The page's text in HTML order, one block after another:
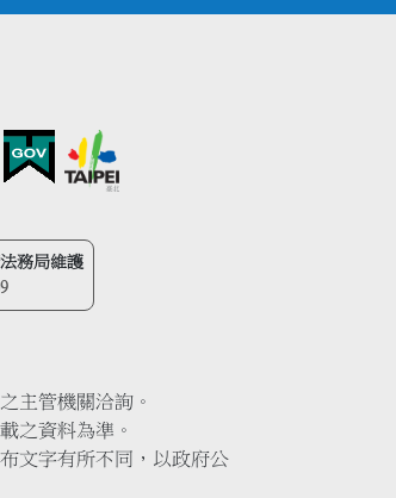
務局維護
主管機關洽詢。
之資料為準。
文字有所不同，以政府公